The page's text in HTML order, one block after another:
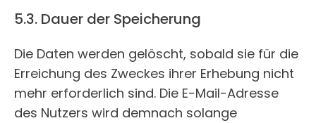
5.3. Dauer der Speicherung
Die Daten werden gelöscht, sobald sie für die
Erreichung des Zweckes ihrer Erhebung nicht
mehr erforderlich sind. Die E-Mail-Adresse
des Nutzers wird demnach solange